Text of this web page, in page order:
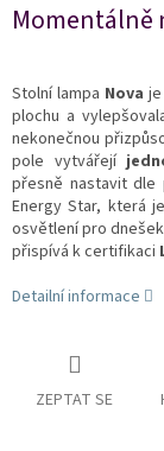
Momentálně
Stolní lampa Nova
plochu a
nekonečnou
pole vytvářejí
přesně nastavit dle
Energy Star, která
osvětlení pro
přispívá k certifikaci
Detailní informace
ZEPTAT SE